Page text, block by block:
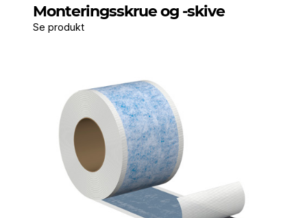
Monteringsskrue og -skive
Se produkt